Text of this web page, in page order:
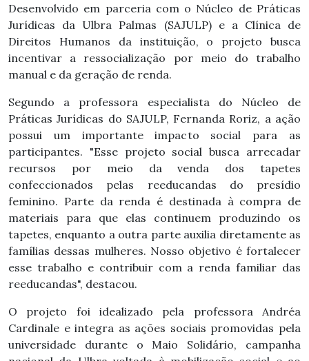
Desenvolvido em parceria com o Núcleo de Práticas
Jurídicas da Ulbra Palmas (SAJULP) e a Clínica de
Direitos Humanos da instituição, o projeto busca
incentivar a ressocialização por meio do trabalho
manual e da geração de renda.
Segundo a professora especialista do Núcleo de
Práticas Jurídicas do SAJULP, Fernanda Roriz, a ação
possui um importante impacto social para as
participantes. "Esse projeto social busca arrecadar
recursos por meio da venda dos tapetes
confeccionados pelas reeducandas do presídio
feminino. Parte da renda é destinada à compra de
materiais para que elas continuem produzindo os
tapetes, enquanto a outra parte auxilia diretamente as
famílias dessas mulheres. Nosso objetivo é fortalecer
esse trabalho e contribuir com a renda familiar das
reeducandas", destacou.
O projeto foi idealizado pela professora Andréa
Cardinale e integra as ações sociais promovidas pela
universidade durante o Maio Solidário, campanha